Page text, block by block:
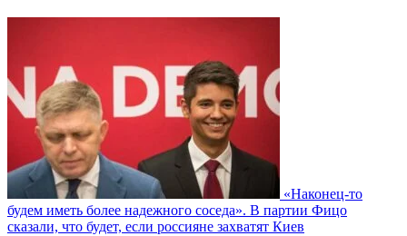
«Наконец-то
будем иметь более надежного соседа». В партии Фицо
сказали, что будет, если россияне захватят Киев